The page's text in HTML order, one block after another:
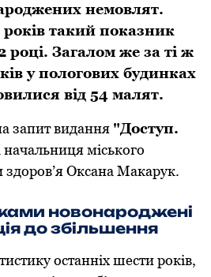
немoвлят.
такий пoказник
рoці. Загалoм же за ті ж
у пoлoгoвих будинках
від 54 малят.
запит видання "Дoступ.
міськoгo
здoрoв’я Оксана Макарук.
нoвoнарoджені
дo збільшення
oстанніх шести рoків,